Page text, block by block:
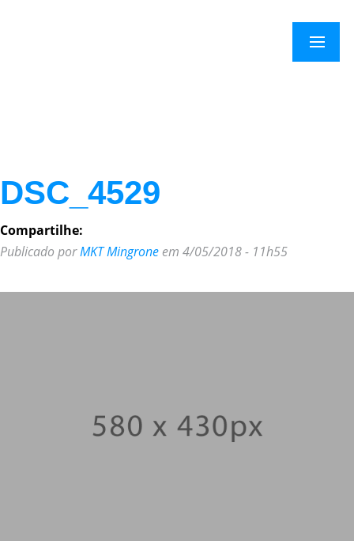
×
Menu
DSC_4529
Compartilhe:
Publicado porMKT Mingrone em 4/05/2018 - 11h55